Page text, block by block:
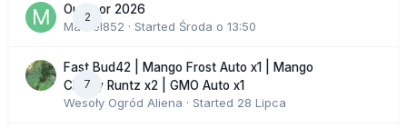
2
Outdoor 2026
Marcel852 · Started Środa o 13:50
7
Fast Bud42 | Mango Frost Auto x1 | Mango
Cherry Runtz x2 | GMO Auto x1
Wesoły Ogród Aliena · Started 28 Lipca